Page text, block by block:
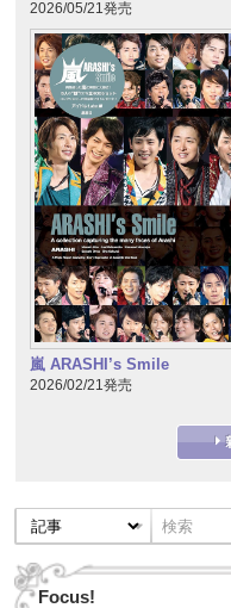
2026/05/21発売
嵐 ARASHI’s Smile
2026/02/21発売
Focus!